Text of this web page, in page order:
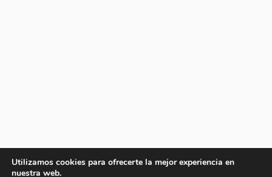
Utilizamos cookies para ofrecerte la mejor experiencia en
nuestra web.